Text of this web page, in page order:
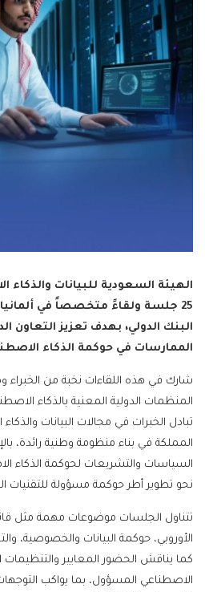
الهيئة السعودية للبيانات
25 جلسة ولقاءً متخصصاً في
البنك الدولي، بهدف تعزيز التعاون
الممارسات في حوكمة الذكاء
شارك في هذه اللقاءات نخبة من
المنظمات الدولية المعنية بالذكاء
تبادل الخبرات في مجالات البيانات
المملكة في بناء منظومة وطنية رائدة،
السياسات والتشريعات لحوكمة الذكاء
نحو تطوير أطر حوكمة مسؤولة للتقنيات
تتناول الجلسات موضوعات مهمة مثل
الأوروبي، حوكمة البيانات والخصوصية،
كما يناقش الحضور المعايير والتنظيمات
الاصطناعي المسؤول، بما يواكب